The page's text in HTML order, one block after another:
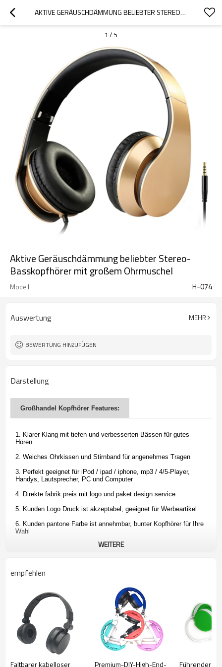
AKTIVE GERÄUSCHDÄMMUNG BELIEBTER STEREO-BASSKOPFHÖRER MIT GROSSEM OHRMUSCHEL
1 / 5
Aktive Geräuschdämmung beliebter Stereo-
Basskopfhörer mit großem Ohrmuschel
Modell H-074
Auswertung MEHR
BEWERTUNG HINZUFÜGEN
Darstellung
Großhandel Kopfhörer Features:
1. Klarer Klang mit tiefen und verbesserten Bässen für gutes
Hören
2. Weiches Ohrkissen und Stirnband für angenehmes Tragen
3. Perfekt geeignet für iPod / ipad / iphone, mp3 / 4/5-Player,
Handys, Lautsprecher, PC und Computer
4. Direkte fabrik preis mit logo und paket design service
5. Kunden Logo Druck ist akzeptabel, geeignet für Werbeartikel
6. Kunden pantone Farbe ist annehmbar, bunter Kopfhörer für Ihre
Wahl
Stereo-Kopfhörer-Spezifikationen:
1. Frequenzbereich: 20 Hz - 20 KHz
2. Impedanz: 32 Ohm
3. Empfindlichkeit: 103 dB +/- 5 dB bei 1 kHz
WEITERE
empfehlen
Faltbarer kabelloser Premium-DIY-High-End- Führender